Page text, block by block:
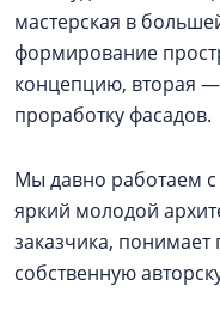
мастерская в
формирование
концепцию, вторая
проработку фасадов.
Мы давно работаем
яркий молодой
заказчика, понимает
собственную